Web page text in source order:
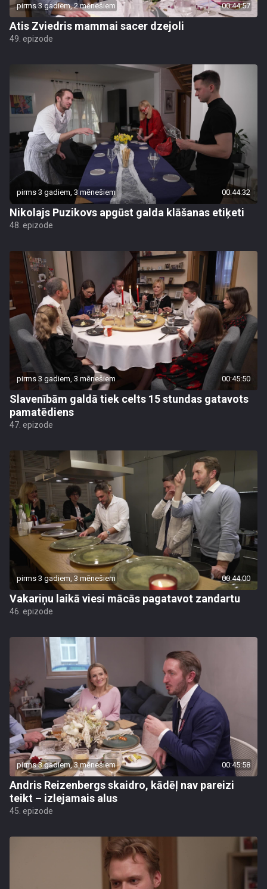
pirms 3 gadiem, 2 mēnešiem 00:44:57
Atis Zviedris mammai sacer dzejoli
49. epizode
pirms 3 gadiem, 3 mēnešiem 00:44:32
Nikolajs Puzikovs apgūst galda klāšanas etiķeti
48. epizode
pirms 3 gadiem, 3 mēnešiem 00:45:50
Slavenībām galdā tiek celts 15 stundas gatavots
pamatēdiens
47. epizode
pirms 3 gadiem, 3 mēnešiem 00:44:00
Vakariņu laikā viesi mācās pagatavot zandartu
46. epizode
pirms 3 gadiem, 3 mēnešiem 00:45:58
Andris Reizenbergs skaidro, kādēļ nav pareizi
teikt – izlejamais alus
45. epizode